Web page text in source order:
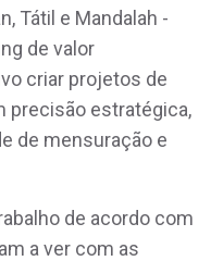
Tátil e Mandalah -
de valor
criar projetos de
precisão estratégica,
de mensuração e
de acordo com
a ver com as